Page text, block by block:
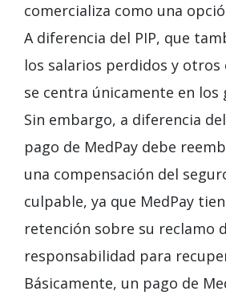
comercializa como una
A diferencia del PIP, que
los salarios perdidos y otros
se centra únicamente en los
Sin embargo, a diferencia
pago de MedPay debe
una compensación del
culpable, ya que MedPay
retención sobre su reclamo
responsabilidad para
Básicamente, un pago de